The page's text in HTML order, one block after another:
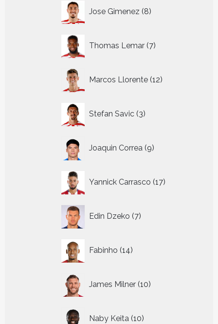
Jose Gimenez 8
producten
Thomas Lemar 7
producten
Marcos Llorente 12
producten
Stefan Savic 3
producten
Joaquin Correa 9
producten
Yannick Carrasco 17
producten
Edin Dzeko 7
producten
Fabinho 14
producten
James Milner 10
producten
Naby Keita 10